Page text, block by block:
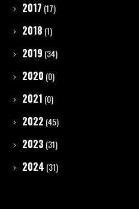
2017 (17)
2018 (1)
2019 (34)
2020 (0)
2021 (0)
2022 (45)
2023 (31)
2024 (31)